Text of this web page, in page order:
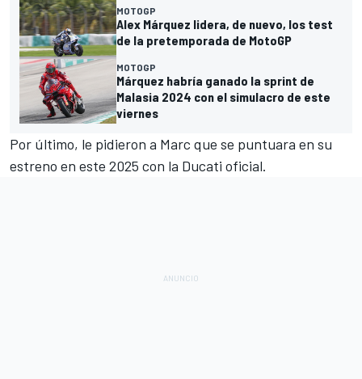
MOTOGP
Alex Márquez lidera, de nuevo, los test
de la pretemporada de MotoGP
MOTOGP
Márquez habría ganado la sprint de
Malasia 2024 con el simulacro de este
viernes
Por último, le pidieron a Marc que se puntuara en su
estreno en este 2025 con la Ducati oficial.